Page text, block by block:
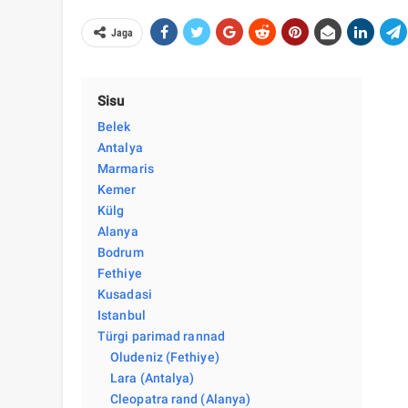
Jaga
Sisu
Belek
Antalya
Marmaris
Kemer
Külg
Alanya
Bodrum
Fethiye
Kusadasi
Istanbul
Türgi parimad rannad
Oludeniz (Fethiye)
Lara (Antalya)
Cleopatra rand (Alanya)